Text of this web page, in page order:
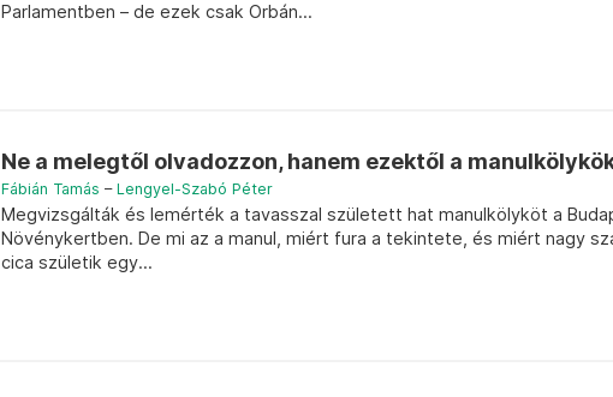
Parlamentben – de ezek csak Orbán...
Ne a melegtől olvadozzon, hanem ezektől a
Fábián Tamás – Lengyel-Szabó Péter
Megvizsgálták és lemérték a tavasszal született hat manulkölyköt a
Növénykertben. De mi az a manul, miért fura a tekintete, és miért nagy
cica születik egy...